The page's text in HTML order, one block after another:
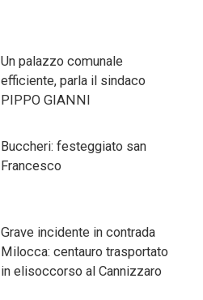
Un palazzo comunale
efficiente, parla il sindaco
PIPPO GIANNI
Buccheri: festeggiato san
Francesco
Grave incidente in contrada
Milocca: centauro trasportato
in elisoccorso al Cannizzaro